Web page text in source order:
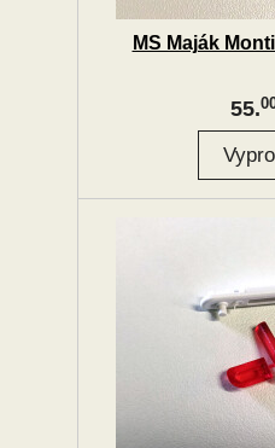
MS Maják
55.